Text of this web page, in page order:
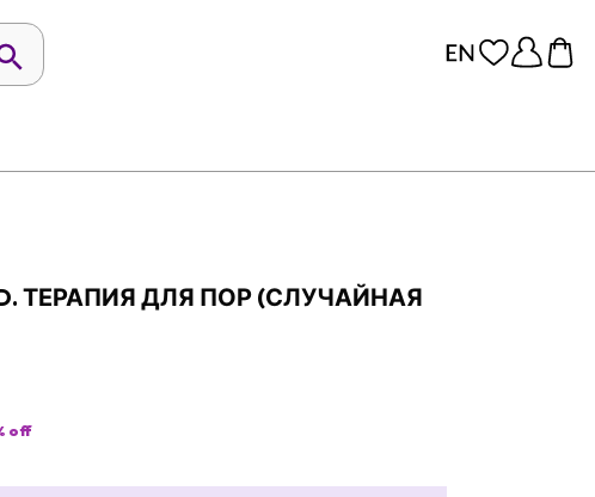
ТЕРАПИЯ ДЛЯ ПОР (СЛУЧАЙНАЯ
off